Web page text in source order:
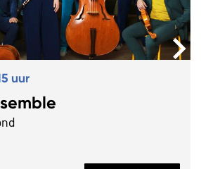
uur